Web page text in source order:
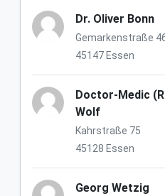
Dr. Oliver Bonn
Gemarkenstraße
45147 Essen
Doctor-Medic
Wolf
Kahrstraße 75
45128 Essen
Georg Wetzig